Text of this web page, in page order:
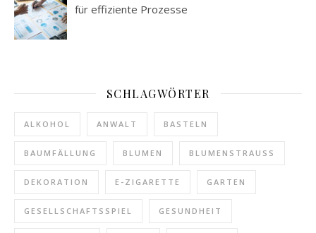
für effiziente Prozesse
SCHLAGWÖRTER
ALKOHOL ANWALT BASTELN
BAUMFÄLLUNG BLUMEN BLUMENSTRAUSS
DEKORATION E-ZIGARETTE GARTEN
GESELLSCHAFTSSPIEL GESUNDHEIT